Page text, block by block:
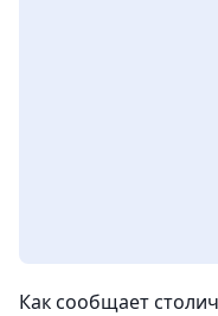
Как сообщает